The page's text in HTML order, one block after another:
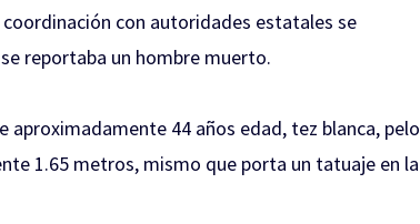
con autoridades estatales se
reportaba un hombre muerto.
aproximadamente 44 años edad, tez blanca, pelo
1.65 metros, mismo que porta un tatuaje en la